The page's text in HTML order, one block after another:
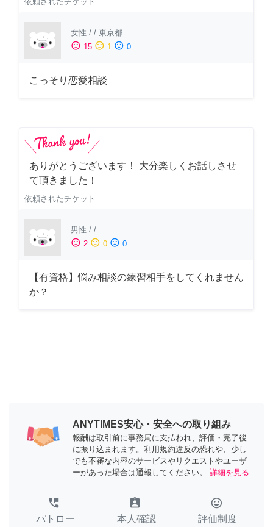
女性 / / 東京都
sentiment_satisfied 15 sentiment_neutral 1 sentiment_dissatisfied 0
こっそり恋愛相談
ありがとうございます！ 大分楽しくお話しさせ
て頂きました！
依頼されたチケット
男性 / /
sentiment_satisfied 2 sentiment_neutral 0 sentiment_dissatisfied 0
【有資格】悩み相談の練習相手をしてくれません
か？
ANYTIMES安心・安全への取り組み
報酬は取引前に事務局に支払われ、評価・完了後
に振り込まれます。利用規約違反の恐れや、少し
でも不審な内容のサービスやリクエストやユーザ
ーがあった場合は通報してください。
詳細を見る
perm_phone_msg
パトロー
assignment_ind
本人確認
tag_faces
評価制度